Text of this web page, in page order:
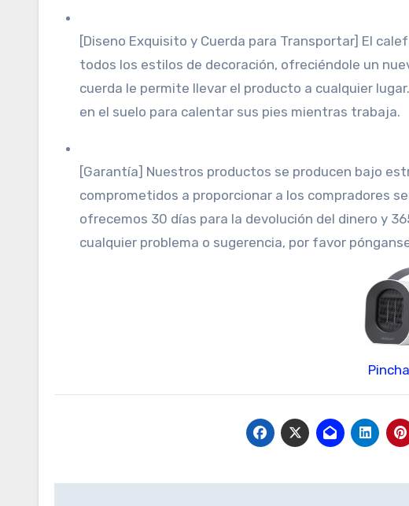
[Diseno Exquisito y Cuerda para Transportar] El
todos los estilos de decoración, ofreciéndole un
cuerda le permite llevar el producto a cualquier
en el suelo para calentar sus pies mientras trabaja.
[Garantía] Nuestros productos se producen bajo
comprometidos a proporcionar a los compradores
ofrecemos 30 días para la devolución del dinero y
cualquier problema o sugerencia, por favor